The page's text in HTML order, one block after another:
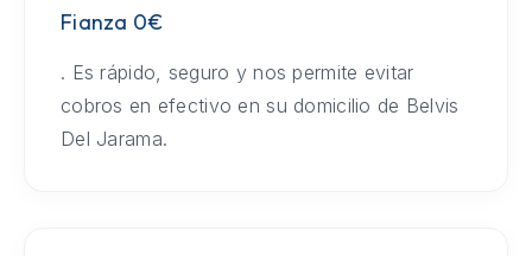
Fianza 0€
. Es rápido, seguro y nos permite evitar
cobros en efectivo en su domicilio de Belvis
Del Jarama.